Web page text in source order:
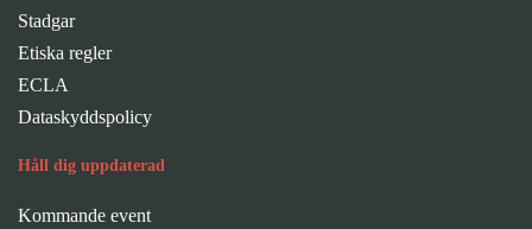
Stadgar
Etiska regler
ECLA
Dataskyddspolicy
Håll dig uppdaterad
Kommande event